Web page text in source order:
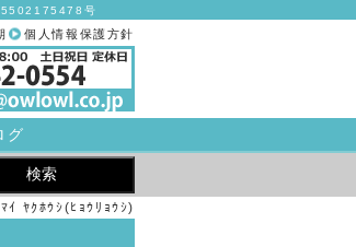
5502175478号
個人情報保護方針
グ
ﾔｸﾎｳｼ(ﾋｮｳﾘｮｳｼ)